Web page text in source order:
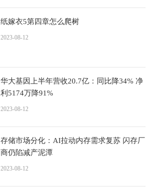
纸嫁衣5第四章怎么爬树
2023-08-12
华大基因上半年营收20.7亿：同比降34% 净
利5174万降91%
2023-08-12
存储市场分化：AI拉动内存需求复苏 闪存厂
商仍陷减产泥潭
2023-08-12